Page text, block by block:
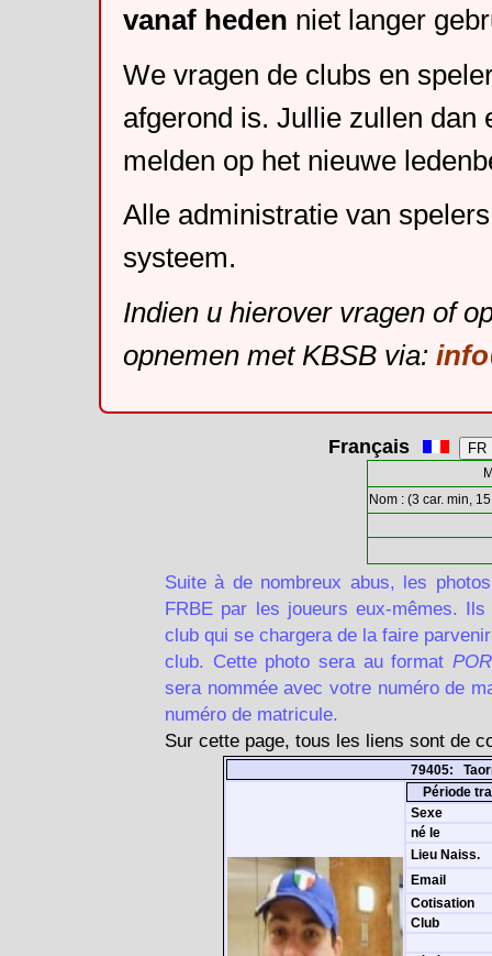
vanaf heden niet langer
We vragen de clubs en
afgerond is. Jullie zullen dan
melden op het nieuwe
Alle administratie van
systeem.
Indien u hierover vragen of
opnemen met KBSB via:
Français
Nom : (3 car. min,
Suite à de nombreux abus, les
FRBE par les joueurs eux-mêmes.
club qui se chargera de la faire
club. Cette photo sera au format
sera nommée avec votre numéro de
numéro de matricule.
Sur cette page, tous les liens sont de
79405:
Période
Sexe
né le
Lieu Naiss.
Email
Cotisation
Club